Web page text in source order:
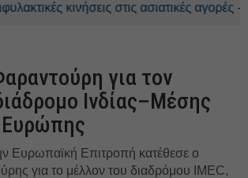
κινήσεις στις ασιατικές αγορές -
για τον
Ινδίας–Μέσης
Ευρωπαϊκή Επιτροπή κατέθεσε ο
για το μέλλον του διαδρόμου IMEC,